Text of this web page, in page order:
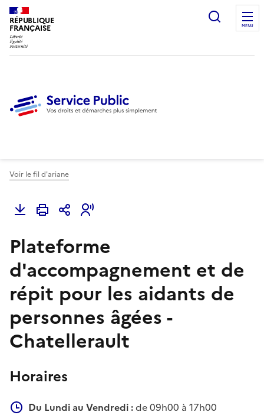
RÉPUBLIQUE
FRANÇAISE
Ouvrir
MENU
Voir le fil d'ariane
Plateforme
d'accompagnement et de
répit pour les aidants de
personnes âgées -
Chatellerault
Horaires
Du Lundi au Vendredi :de 09h00 à 17h00